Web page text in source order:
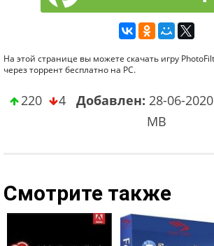
На этой странице вы можете скачать игру
через торрент бесплатно на PC.
220 4 Добавлен: 28-06-2020
MB
Смотрите также